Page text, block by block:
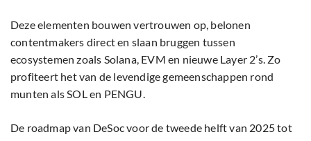
Deze elementen bouwen vertrouwen op, belonen
contentmakers direct en slaan bruggen tussen
ecosystemen zoals Solana, EVM en nieuwe Layer 2’s. Zo
profiteert het van de levendige gemeenschappen rond
munten als SOL en PENGU.
De roadmap van DeSoc voor de tweede helft van 2025 tot